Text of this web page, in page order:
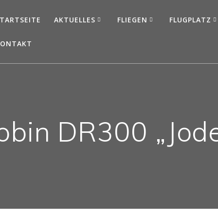
AKTUELLES FLIEGEN FLUGPLATZ
DR300